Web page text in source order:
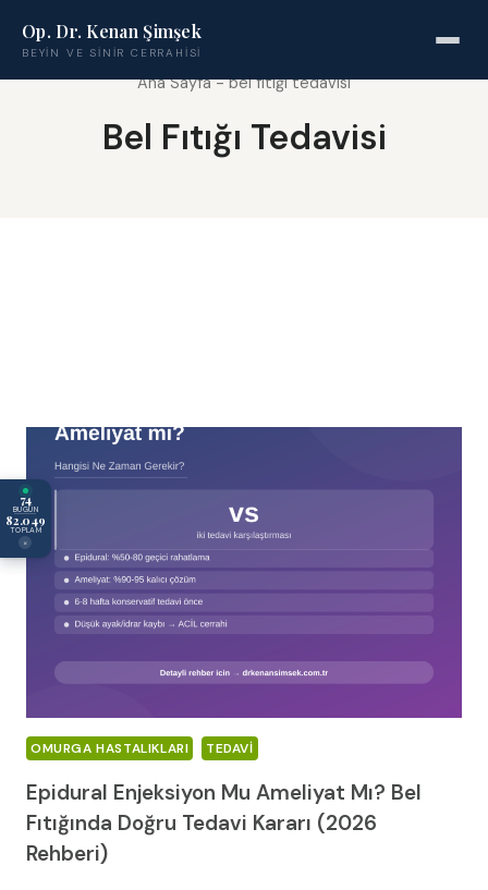
74
BUGÜN
82.049
TOPLAM
×
Op. Dr. Kenan Şimşek
BEYIN VE SINIR CERRAHISI
Ana Sayfa-bel fıtığı tedavisi
Bel Fıtığı Tedavisi
OMURGA HASTALIKLARI TEDAVI
Epidural Enjeksiyon Mu Ameliyat Mı? Bel
Fıtığında Doğru Tedavi Kararı (2026
Rehberi)